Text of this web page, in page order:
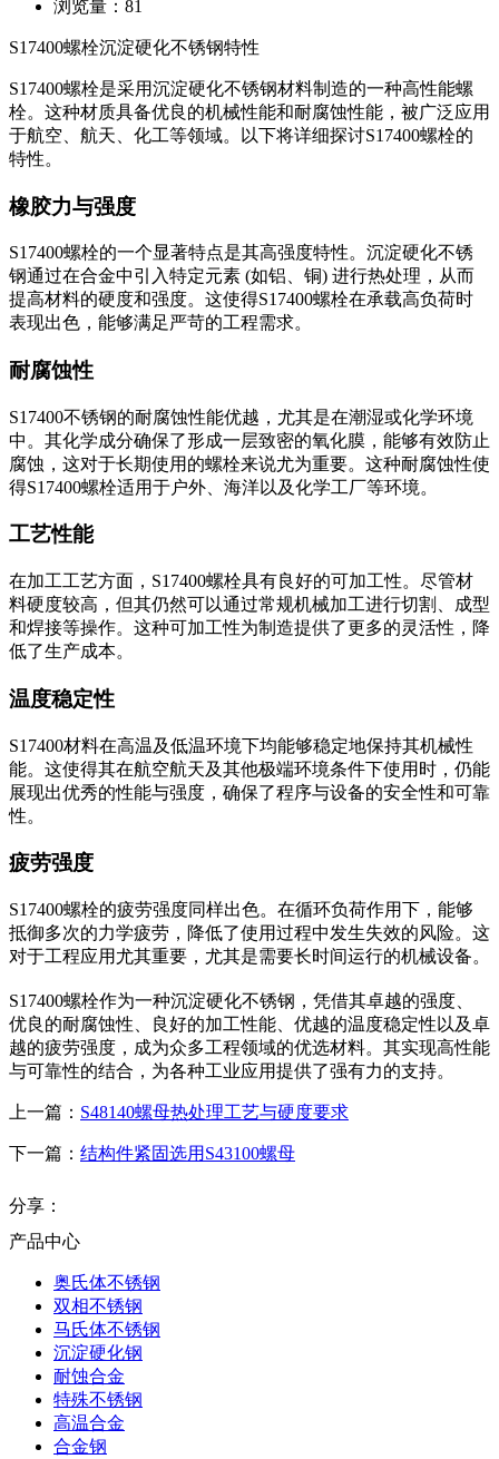
浏览量：81
S17400螺栓沉淀硬化不锈钢特性
S17400螺栓是采用沉淀硬化不锈钢材料制造的一种高性能螺
栓。这种材质具备优良的机械性能和耐腐蚀性能，被广泛应用
于航空、航天、化工等领域。以下将详细探讨S17400螺栓的
特性。
橡胶力与强度
S17400螺栓的一个显著特点是其高强度特性。沉淀硬化不锈
钢通过在合金中引入特定元素 (如铝、铜) 进行热处理，从而
提高材料的硬度和强度。这使得S17400螺栓在承载高负荷时
表现出色，能够满足严苛的工程需求。
耐腐蚀性
S17400不锈钢的耐腐蚀性能优越，尤其是在潮湿或化学环境
中。其化学成分确保了形成一层致密的氧化膜，能够有效防止
腐蚀，这对于长期使用的螺栓来说尤为重要。这种耐腐蚀性使
得S17400螺栓适用于户外、海洋以及化学工厂等环境。
工艺性能
在加工工艺方面，S17400螺栓具有良好的可加工性。尽管材
料硬度较高，但其仍然可以通过常规机械加工进行切割、成型
和焊接等操作。这种可加工性为制造提供了更多的灵活性，降
低了生产成本。
温度稳定性
S17400材料在高温及低温环境下均能够稳定地保持其机械性
能。这使得其在航空航天及其他极端环境条件下使用时，仍能
展现出优秀的性能与强度，确保了程序与设备的安全性和可靠
性。
疲劳强度
S17400螺栓的疲劳强度同样出色。在循环负荷作用下，能够
抵御多次的力学疲劳，降低了使用过程中发生失效的风险。这
对于工程应用尤其重要，尤其是需要长时间运行的机械设备。
S17400螺栓作为一种沉淀硬化不锈钢，凭借其卓越的强度、
优良的耐腐蚀性、良好的加工性能、优越的温度稳定性以及卓
越的疲劳强度，成为众多工程领域的优选材料。其实现高性能
与可靠性的结合，为各种工业应用提供了强有力的支持。
上一篇： S48140螺母热处理工艺与硬度要求
下一篇： 结构件紧固选用S43100螺母
分享：
产品中心
奥氏体不锈钢
双相不锈钢
马氏体不锈钢
沉淀硬化钢
耐蚀合金
特殊不锈钢
高温合金
合金钢